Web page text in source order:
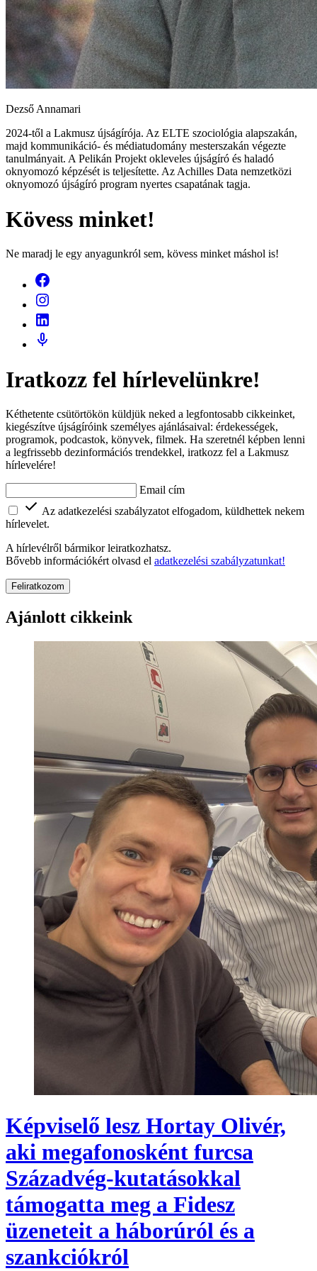
Dezső Annamari
2024-től a Lakmusz újságírója. Az ELTE szociológia alapszakán,
majd kommunikáció- és médiatudomány mesterszakán végezte
tanulmányait. A Pelikán Projekt okleveles újságíró és haladó
oknyomozó képzését is teljesítette. Az Achilles Data nemzetközi
oknyomozó újságíró program nyertes csapatának tagja.
Kövess minket!
Ne maradj le egy anyagunkról sem, kövess minket máshol is!
Iratkozz fel hírlevelünkre!
Kéthetente csütörtökön küldjük neked a legfontosabb cikkeinket,
kiegészítve újságíróink személyes ajánlásaival: érdekességek,
programok, podcastok, könyvek, filmek. Ha szeretnél képben lenni
a legfrissebb dezinformációs trendekkel, iratkozz fel a Lakmusz
hírlevelére!
Email cím
Az adatkezelési szabályzatot elfogadom, küldhettek nekem
hírlevelet.
A hírlevélről bármikor leiratkozhatsz.
Bővebb információkért olvasd el adatkezelési szabályzatunkat!
Feliratkozom
Ajánlott cikkeink
Képviselő lesz Hortay Olivér,
aki megafonosként furcsa
Századvég-kutatásokkal
támogatta meg a Fidesz
üzeneteit a háborúról és a
szankciókról